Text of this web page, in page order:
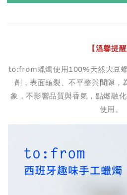
【溫馨提醒
to:from蠟燭使用100%天然大豆
劑，表面龜裂、不平整與間隙，
象，不影響品質與香氣，點燃融
使用。